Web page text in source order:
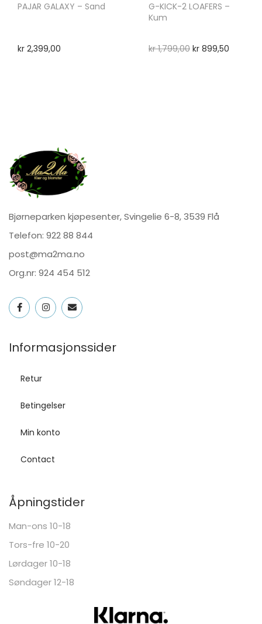
PAJAR GALAXY – Sand
kr 2,399,00
G-KICK-2 LOAFERS –
Kum
kr1,799,00 kr899,50
Bjørneparken kjøpesenter, Svingelie 6-8, 3539 Flå
Telefon: 922 88 844
post@ma2ma.no
Org.nr: 924 454 512
Informasjonssider
Retur
Betingelser
Min konto
Contact
Åpningstider
Man-ons 10-18
Tors-fre 10-20
Lørdager 10-18
Søndager 12-18